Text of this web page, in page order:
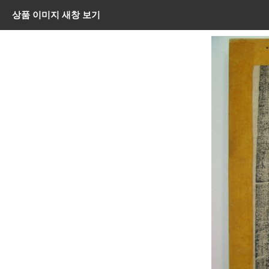
상품 이미지 새창 보기